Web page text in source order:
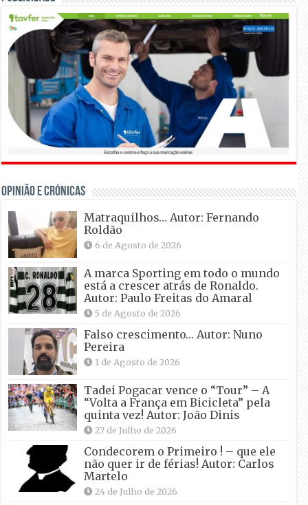
OPINIÃO E CRÓNICAS
Matraquilhos… Autor: Fernando
Roldão
6 de Agosto de 2026
A marca Sporting em todo o mundo
está a crescer atrás de Ronaldo.
Autor: Paulo Freitas do Amaral
5 de Agosto de 2026
Falso crescimento… Autor: Nuno
Pereira
1 de Agosto de 2026
Tadei Pogacar vence o “Tour” – A
“Volta a França em Bicicleta” pela
quinta vez! Autor: João Dinis
27 de Julho de 2026
Condecorem o Primeiro ! – que ele
não quer ir de férias! Autor: Carlos
Martelo
24 de Julho de 2026